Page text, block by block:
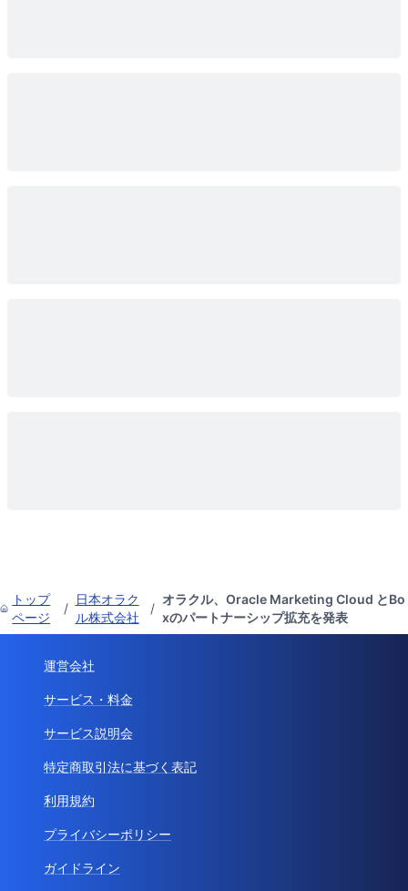
トップ
ページ
/
日本オラク
ル株式会社
/
オラクル、Oracle Marketing Cloud とBo
xのパートナーシップ拡充を発表
運営会社
サービス・料金
サービス説明会
特定商取引法に基づく表記
利用規約
プライバシーポリシー
ガイドライン